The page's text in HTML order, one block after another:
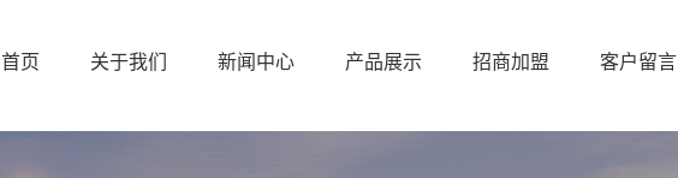
首页 关于我们 新闻中心 产品展示 招商加盟 客户留言